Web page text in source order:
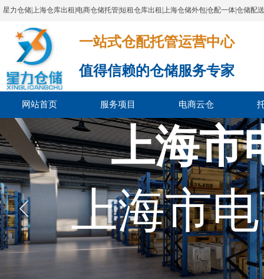
星力仓储|上海仓库出租|电商仓储托管|短租仓库出租|上海仓储外包|仓配一体|仓储配
一站式仓配托管运营中心​​​​​​​​​​​​​​​​​
值得信赖的仓储服务专家
网站首页 服务项目 电商云仓
上海市
上海市